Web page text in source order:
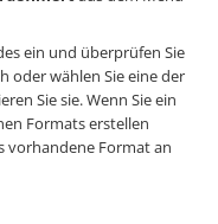
ein und überprüfen Sie
oder wählen Sie eine der
Sie sie. Wenn Sie ein
Formats erstellen
vorhandene Format an